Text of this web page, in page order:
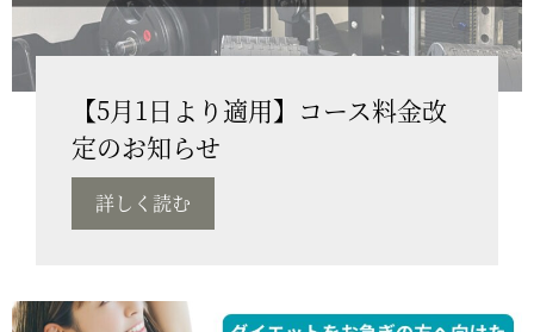
【5月1日より適用】コース料金改
定のお知らせ
詳しく読む